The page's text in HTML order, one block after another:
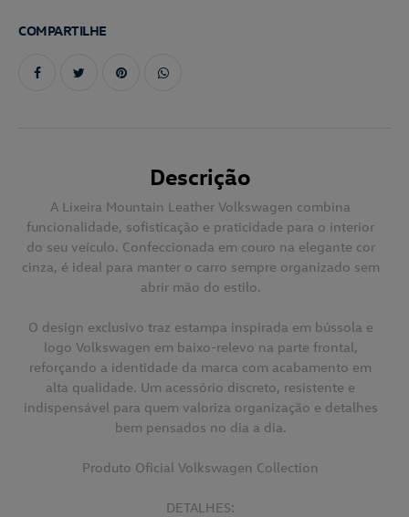
COMPARTILHE
Descrição
A Lixeira Mountain Leather Volkswagen combina
funcionalidade, sofisticação e praticidade para o interior
do seu veículo. Confeccionada em couro na elegante cor
cinza, é ideal para manter o carro sempre organizado sem
abrir mão do estilo.
O design exclusivo traz estampa inspirada em bússola e
logo Volkswagen em baixo-relevo na parte frontal,
reforçando a identidade da marca com acabamento em
alta qualidade. Um acessório discreto, resistente e
indispensável para quem valoriza organização e detalhes
bem pensados no dia a dia.
Produto Oficial Volkswagen Collection
DETALHES: